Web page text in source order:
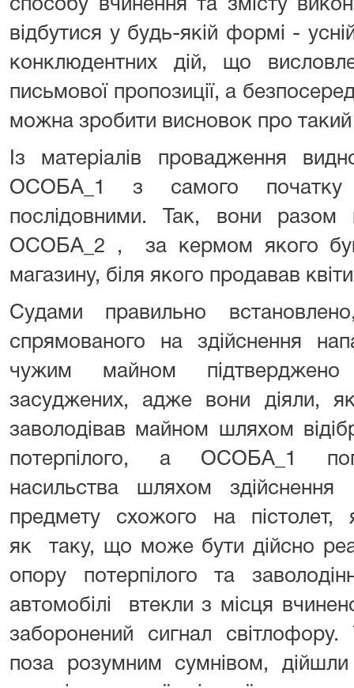
способу вчинення та змісту
відбутися у будь-якій формі -
конклюдентних дій, що
письмової пропозиції, а
можна зробити висновок про такий
Із матеріалів провадження
ОСОБА_1 з самого початку
послідовними. Так, вони разом
ОСОБА_2 , за кермом якого
магазину, біля якого продавав
Судами правильно
спрямованого на здійснення
чужим майном підтверджено
засуджених, адже вони діяли,
заволодівав майном шляхом
потерпілого, а ОСОБА_1
насильства шляхом здійснення
предмету схожого на пістолет,
як таку, що може бути дійсно
опору потерпілого та
автомобілі втекли з місця
заборонений сигнал
поза розумним сумнівом,